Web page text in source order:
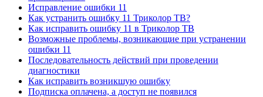
Исправление ошибки 11
Как устранить ошибку 11 Триколор ТВ?
Как исправить ошибку 11 в Триколор ТВ
Возможные проблемы, возникающие при устранении
ошибки 11
Последовательность действий при проведении
диагностики
Как исправить возникшую ошибку
Подписка оплачена, а доступ не появился